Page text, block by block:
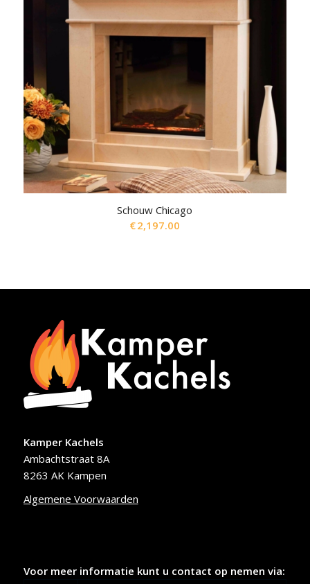
Schouw Chicago
€2,197.00
Kamper Kachels
Ambachtstraat 8A
8263 AK Kampen
Algemene Voorwaarden
Voor meer informatie kunt u contact op nemen via: